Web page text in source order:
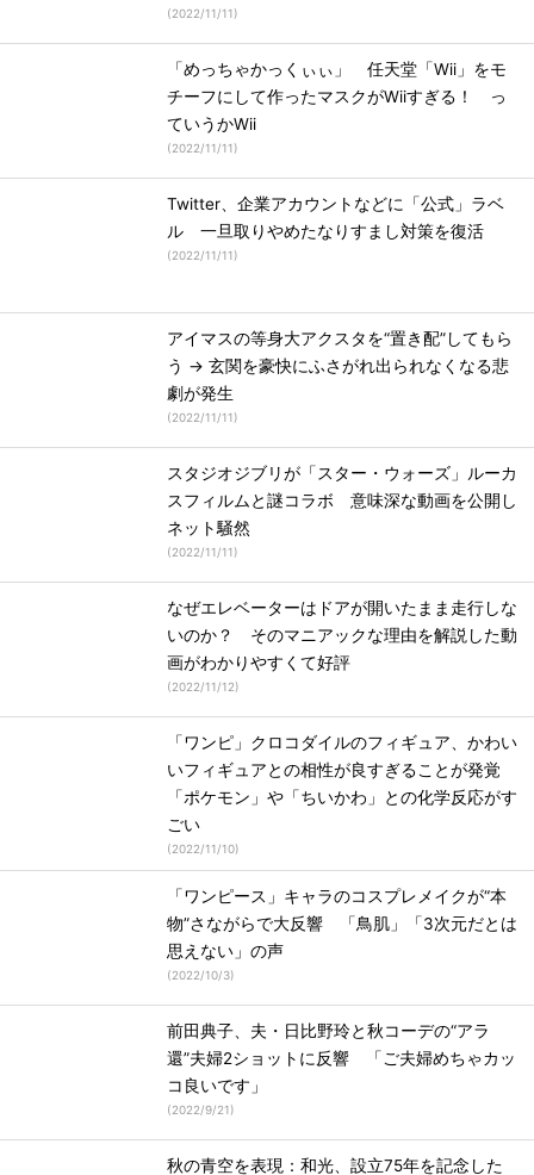
(2022/11/11)
「めっちゃかっくぃぃ」 任天堂「Wii」をモ
チーフにして作ったマスクがWiiすぎる！ っ
ていうかWii
(2022/11/11)
Twitter、企業アカウントなどに「公式」ラベ
ル 一旦取りやめたなりすまし対策を復活
(2022/11/11)
アイマスの等身大アクスタを“置き配”してもら
う → 玄関を豪快にふさがれ出られなくなる悲
劇が発生
(2022/11/11)
スタジオジブリが「スター・ウォーズ」ルーカ
スフィルムと謎コラボ 意味深な動画を公開し
ネット騒然
(2022/11/11)
なぜエレベーターはドアが開いたまま走行しな
いのか？ そのマニアックな理由を解説した動
画がわかりやすくて好評
(2022/11/12)
「ワンピ」クロコダイルのフィギュア、かわい
いフィギュアとの相性が良すぎることが発覚
「ポケモン」や「ちいかわ」との化学反応がす
ごい
(2022/11/10)
「ワンピース」キャラのコスプレメイクが“本
物”さながらで大反響 「鳥肌」「3次元だとは
思えない」の声
(2022/10/3)
前田典子、夫・日比野玲と秋コーデの“アラ
還”夫婦2ショットに反響 「ご夫婦めちゃカッ
コ良いです」
(2022/9/21)
秋の青空を表現：和光、設立75年を記念した